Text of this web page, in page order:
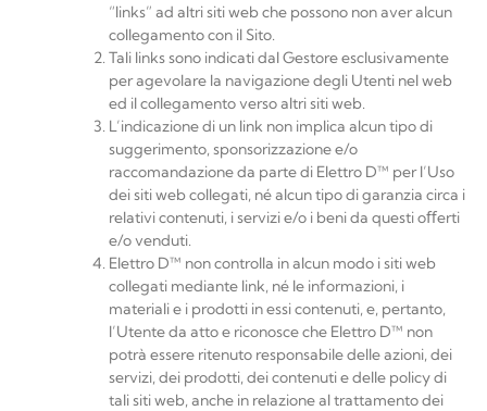
“links” ad altri siti web che possono non aver alcun
collegamento con il Sito.
Tali links sono indicati dal Gestore esclusivamente
per agevolare la navigazione degli Utenti nel web
ed il collegamento verso altri siti web.
L’indicazione di un link non implica alcun tipo di
suggerimento, sponsorizzazione e/o
raccomandazione da parte di Elettro D™ per l’Uso
dei siti web collegati, né alcun tipo di garanzia circa i
relativi contenuti, i servizi e/o i beni da questi oﬀerti
e/o venduti.
Elettro D™ non controlla in alcun modo i siti web
collegati mediante link, né le informazioni, i
materiali e i prodotti in essi contenuti, e, pertanto,
l’Utente da atto e riconosce che Elettro D™ non
potrà essere ritenuto responsabile delle azioni, dei
servizi, dei prodotti, dei contenuti e delle policy di
tali siti web, anche in relazione al trattamento dei